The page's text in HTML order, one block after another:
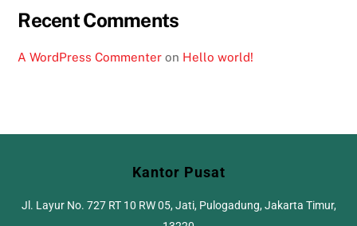
Recent Comments
A WordPress Commenter on Hello world!
Kantor Pusat
Jl. Layur No. 727 RT 10 RW 05, Jati, Pulogadung, Jakarta Timur,